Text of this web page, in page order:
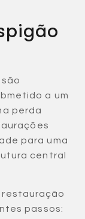
a um
perda
para uma
central
restauração
passos: